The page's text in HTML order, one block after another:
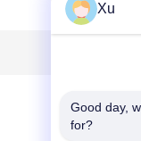
van 71826
Xu
Good day,
for?